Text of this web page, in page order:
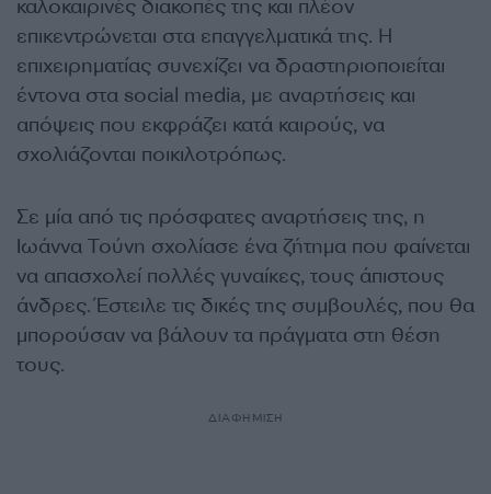
καλοκαιρινές διακοπές της και πλέον
επικεντρώνεται στα επαγγελματικά της. Η
επιχειρηματίας συνεχίζει να δραστηριοποιείται
έντονα στα social media, με αναρτήσεις και
απόψεις που εκφράζει κατά καιρούς, να
σχολιάζονται ποικιλοτρόπως.
Σε μία από τις πρόσφατες αναρτήσεις της, η
Ιωάννα Τούνη σχολίασε ένα ζήτημα που φαίνεται
να απασχολεί πολλές γυναίκες, τους άπιστους
άνδρες. Έστειλε τις δικές της συμβουλές, που θα
μπορούσαν να βάλουν τα πράγματα στη θέση
τους.
ΔΙΑΦΗΜΙΣΗ